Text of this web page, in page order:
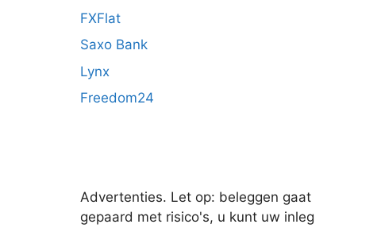
FXFlat
Saxo Bank
Lynx
Freedom24
Advertenties. Let op: beleggen gaat
gepaard met risico's, u kunt uw inleg